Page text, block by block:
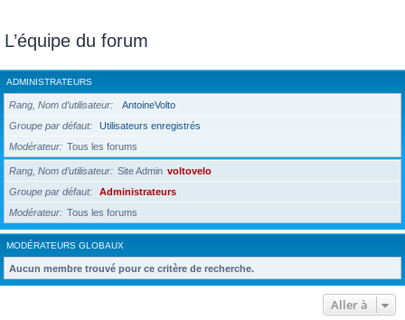
L’équipe du forum
ADMINISTRATEURS
Rang, Nom d’utilisateur
AntoineVolto
Groupe par défaut
Utilisateurs enregistrés
Modérateur
Tous les forums
Rang, Nom d’utilisateur Site Admin voltovelo
Groupe par défaut
Administrateurs
Modérateur
Tous les forums
MODÉRATEURS GLOBAUX
Aucun membre trouvé pour ce critère de recherche.
Aller à